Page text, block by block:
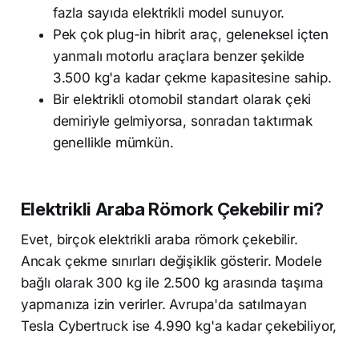
fazla sayıda elektrikli model sunuyor.
Pek çok plug-in hibrit araç, geleneksel içten
yanmalı motorlu araçlara benzer şekilde
3.500 kg'a kadar çekme kapasitesine sahip.
Bir elektrikli otomobil standart olarak çeki
demiriyle gelmiyorsa, sonradan taktırmak
genellikle mümkün.
Elektrikli Araba Römork Çekebilir mi?
Evet, birçok elektrikli araba römork çekebilir.
Ancak çekme sınırları değişiklik gösterir. Modele
bağlı olarak 300 kg ile 2.500 kg arasında taşıma
yapmanıza izin verirler. Avrupa'da satılmayan
Tesla Cybertruck ise 4.990 kg'a kadar çekebiliyor,